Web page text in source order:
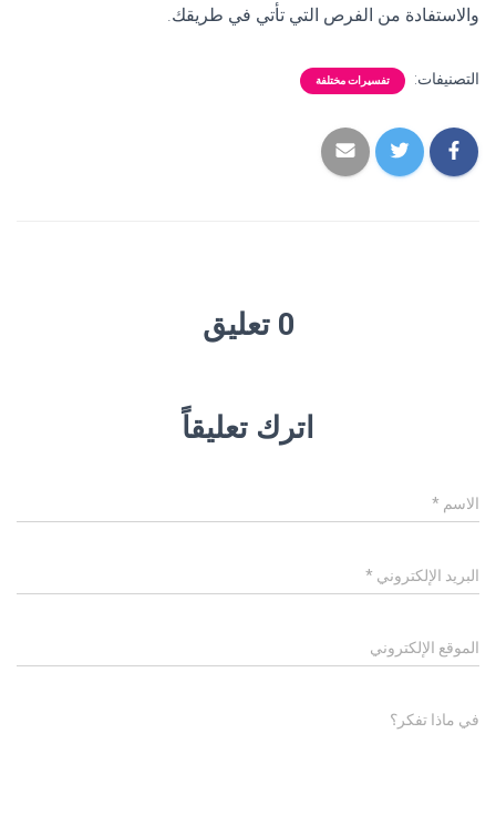
والاستفادة من الفرص التي تأتي في طريقك.
التصنيفات: تفسيرات مختلفة
0 تعليق
اترك تعليقاً
الاسم *
البريد الإلكتروني *
الموقع الإلكتروني
في ماذا تفكر؟